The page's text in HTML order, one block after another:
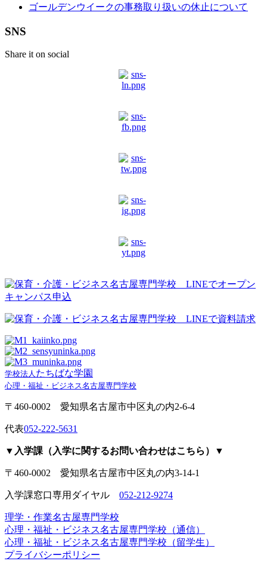
ゴールデンウイークの事務取り扱いの休止について
SNS
Share it on social
学校法人 たちばな学園
心理・福祉・ビジネス名古屋専門学校
〒460-0002 愛知県名古屋市中区丸の内2-6-4
代表052-222-5631
▼入学課（入学に関するお問い合わせはこちら）▼
〒460-0002 愛知県名古屋市中区丸の内3-14-1
入学課窓口専用ダイヤル 052-212-9274
理学・作業名古屋専門学校
心理・福祉・ビジネス名古屋専門学校（通信）
心理・福祉・ビジネス名古屋専門学校（留学生）
プライバシーポリシー